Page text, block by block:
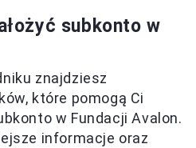
subkonto w
znajdziesz
które pomogą Ci
w Fundacji Avalon.
informacje oraz